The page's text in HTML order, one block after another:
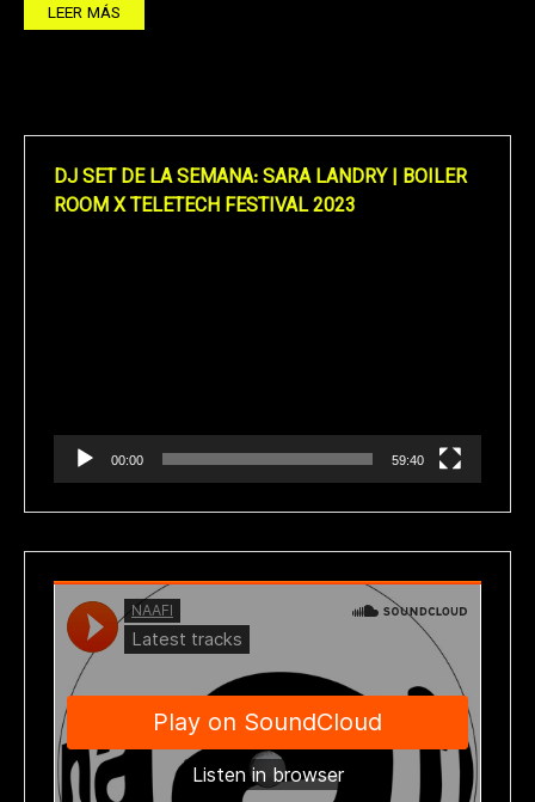
LEER MÁS
DJ SET DE LA SEMANA: SARA LANDRY | BOILER
ROOM X TELETECH FESTIVAL 2023
00:00 59:40